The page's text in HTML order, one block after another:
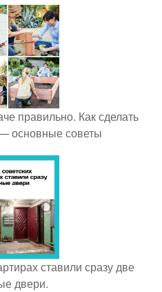
правильно. Как сделать
основные советы
ставили сразу две
двери.